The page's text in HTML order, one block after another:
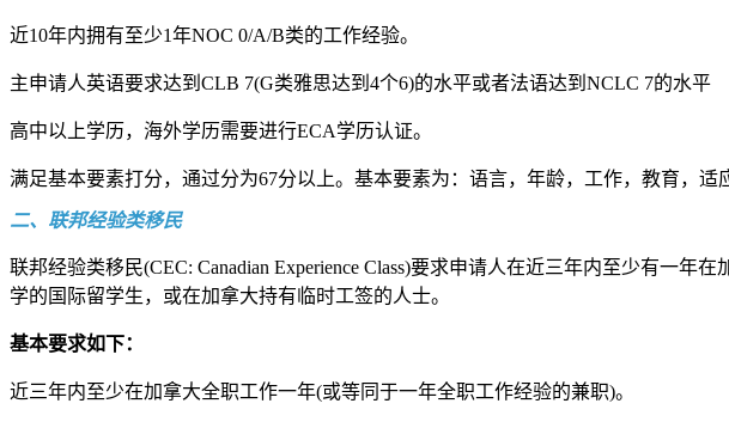
近10年内拥有至少1年NOC 0/A/B类的工作经验。
主申请人英语要求达到CLB 7(G类雅思达到4个6)的水平或者法语达到NCLC 7的水平
高中以上学历，海外学历需要进行ECA学历认证。
满足基本要素打分，通过分为67分以上。基本要素为：语言，年龄，工作，教育，
二、联邦经验类移民
联邦经验类移民(CEC: Canadian Experience Class)要求申请人在近三年内至少有一
学的国际留学生，或在加拿大持有临时工签的人士。
基本要求如下：
近三年内至少在加拿大全职工作一年(或等同于一年全职工作经验的兼职)。